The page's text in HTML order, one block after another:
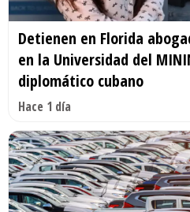
Detienen en Florida
en la Universidad del
diplomático cubano
Hace 1 día